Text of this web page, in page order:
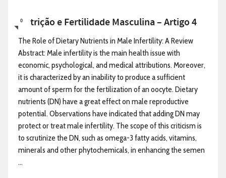
0
Nutrição e Fertilidade Masculina – Artigo 4
The Role of Dietary Nutrients in Male Infertility: A Review
Abstract: Male infertility is the main health issue with
economic, psychological, and medical attributions. Moreover,
it is characterized by an inability to produce a sufficient
amount of sperm for the fertilization of an oocyte. Dietary
nutrients (DN) have a great effect on male reproductive
potential. Observations have indicated that adding DN may
protect or treat male infertility. The scope of this criticism is
to scrutinize the DN, such as omega-3 fatty acids, vitamins,
minerals and other phytochemicals, in enhancing the semen
...